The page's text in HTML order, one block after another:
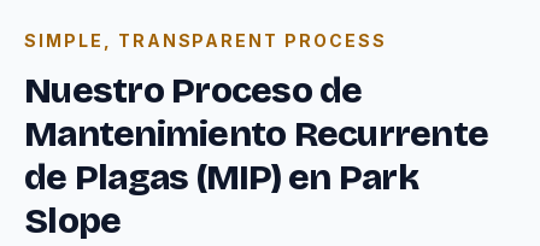
SIMPLE, TRANSPARENT PROCESS
Nuestro Proceso de
Mantenimiento Recurrente
de Plagas (MIP) en Park
Slope